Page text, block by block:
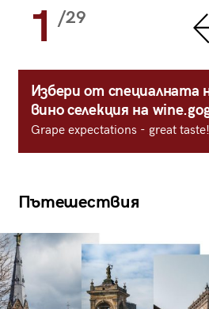
1 /29
Избери от специалната
вино селекция на
Grape expectations - great taste!
Пътешествия